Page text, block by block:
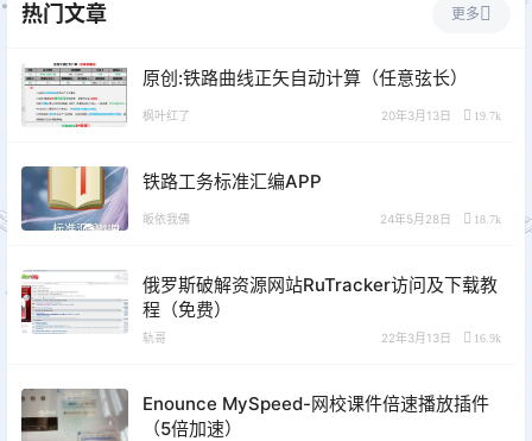
热门文章 更多
原创:铁路曲线正矢自动计算（任意弦长）
枫叶红了 20年3月13日 19.7k
铁路工务标准汇编APP
皈依我佛 24年5月28日 18.7k
俄罗斯破解资源网站RuTracker访问及下载教
程（免费）
轨哥 22年3月13日 16.9k
Enounce MySpeed-网校课件倍速播放插件
（5倍加速）